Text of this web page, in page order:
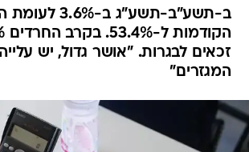
ב-תשע"ב-תשע"ג ב-
זכאים לבגרות. "אושר גדול, יש
המגזרים"